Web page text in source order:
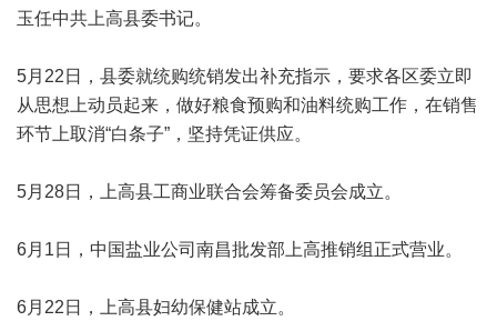
玉任中共上高县委书记。
5月22日，县委就统购统销发出补充指示，要求各区委立即
从思想上动员起来，做好粮食预购和油料统购工作，在销售
环节上取消“白条子”，坚持凭证供应。
5月28日，上高县工商业联合会筹备委员会成立。
6月1日，中国盐业公司南昌批发部上高推销组正式营业。
6月22日，上高县妇幼保健站成立。